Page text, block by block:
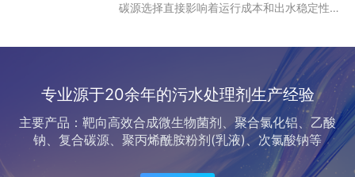
碳源选择直接影响着运行成本和出水稳定性。
卓越性能，正在成为越来越多客户的优选方
专业源于20余年的污水处理剂生产经验
主要产品：靶向高效合成微生物菌剂、聚合氯化铝、乙酸
钠、复合碳源、聚丙烯酰胺粉剂(乳液)、次氯酸钠等